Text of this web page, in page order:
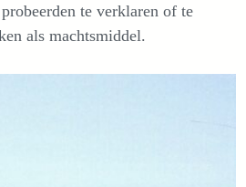
te verklaren of te
als machtsmiddel.